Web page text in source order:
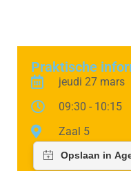
Praktische
jeudi 27 mars
09:30 - 10:15
Zaal 5